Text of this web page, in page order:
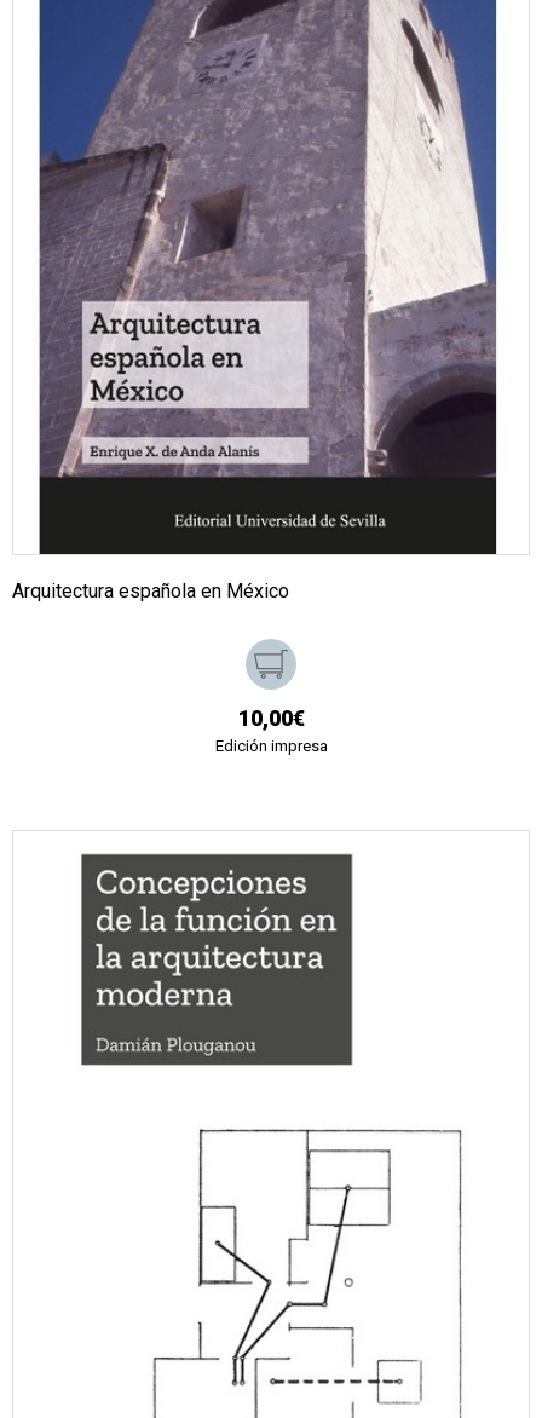
Arquitectura española en México
10,00€
Edición impresa